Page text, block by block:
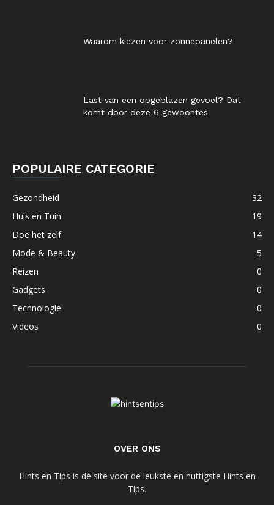
Waarom kiezen voor zonnepanelen?
Last van een opgeblazen gevoel? Dat
komt door deze 6 gewoontes
POPULAIRE CATEGORIE
Gezondheid
32
Huis en Tuin
19
Doe het zelf
14
Mode & Beauty
5
Reizen
0
Gadgets
0
Technologie
0
Videos
0
OVER ONS
Hints en Tips is dé site voor de leukste en nuttigste Hints en
Tips.